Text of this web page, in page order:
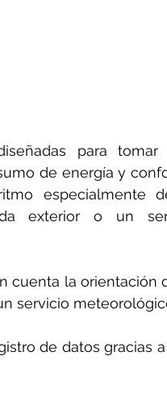
para
de energía y
especialmente
exterior o un
cuenta la orientación
servicio
de datos gracias